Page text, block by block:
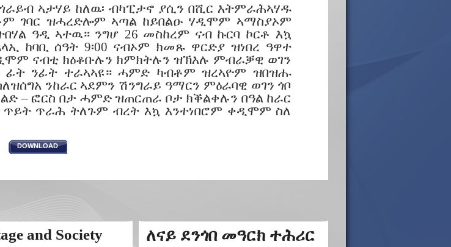
ኣታሃይ ከለዉ፡ ብካፒታኖ ያሲን በሺር እትምራሕኣሃዱ
ገባር ዝሓረድሎም ኣጣል ከይበልዑ ሃዲሞም ኣማስያኦም
ዓዲ ኣተዉ። ንግሆ 26 መስከረም ናብ ኩርባ ኮርቶ እኳ
ከባቢ ሰዓት 9፡00 ናብኦም ክመጹ ዋርድያ ዝነበረ ዓዋተ
ናብቲ ክዕቆቡሉን ክምክትሉን ዝኽእሉ ምብራቓዊ ወገን
ፊት ንፊት ተራኣኣዩ። ሓምድ ካብቶም ዝረኣዮም ዝበዝሑ
ንከራር ኣደምን ሽንግራይ ዓማርን ምዕራባዊ ወገን ጎቦ
– ፎርስ በታ ሓምድ ዝጠርጠራ ቦታ ክቕልቀሉን በዓል ከራር
ጥይት ጥራሕ ትለጉም ብረት እኳ እንተነበሮም ቀዲሞም ስለ
DOWNLOAD
and Society ለናይ ደንጎበ መዓርክ ተሕሪር